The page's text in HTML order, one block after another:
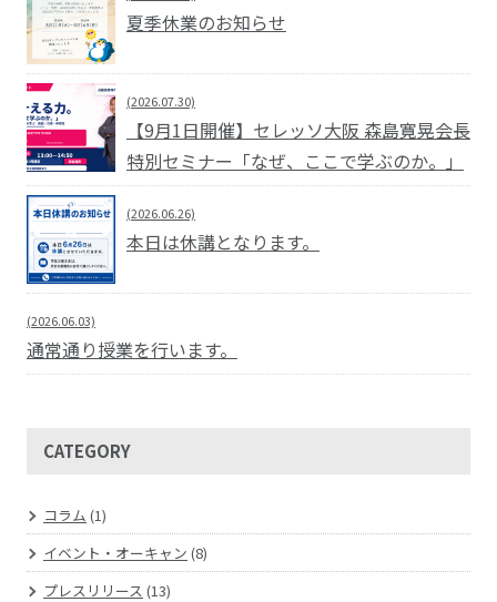
夏季休業のお知らせ
(2026.07.30)
【9月1日開催】セレッソ大阪 森島寛晃会長
特別セミナー「なぜ、ここで学ぶのか。」
(2026.06.26)
本日は休講となります。
(2026.06.03)
通常通り授業を行います。
CATEGORY
コラム (1)
イベント・オーキャン (8)
プレスリリース (13)